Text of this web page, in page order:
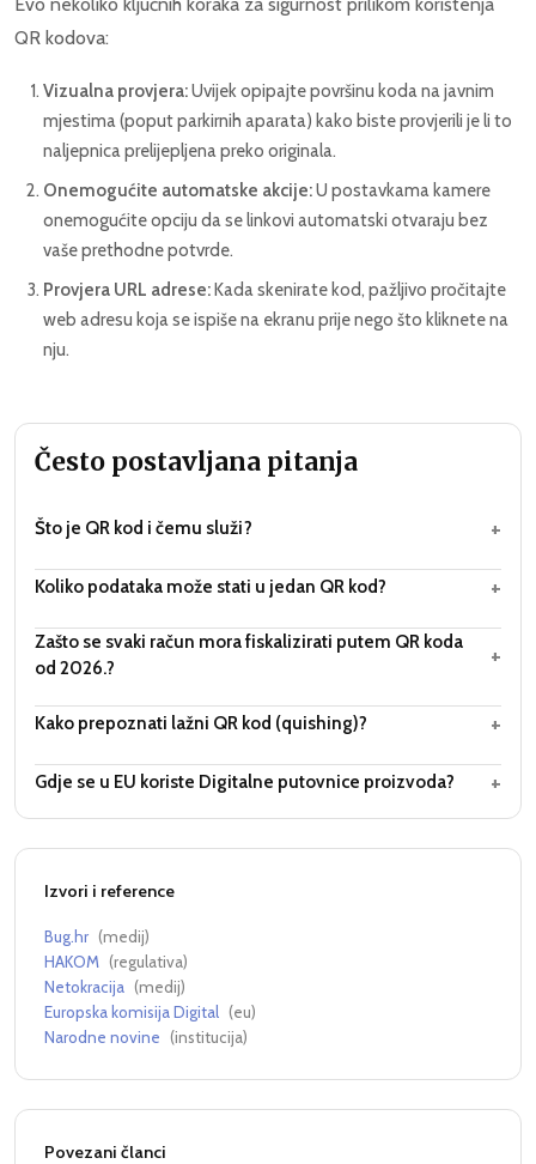
QR kodova:
Vizualna provjera:Uvijek opipajte površinu koda na javnim
mjestima (poput parkirnih aparata) kako biste provjerili je li to
naljepnica prelijepljena preko originala.
Onemogućite automatske akcije:U postavkama kamere
onemogućite opciju da se linkovi automatski otvaraju bez
vaše prethodne potvrde.
Provjera URL adrese:Kada skenirate kod, pažljivo pročitajte
web adresu koja se ispiše na ekranu prije nego što kliknete na
nju.
Često postavljana pitanja
Što je QR kod i čemu služi? +
Koliko podataka može stati u jedan QR kod? +
Zašto se svaki račun mora fiskalizirati putem QR koda
od 2026.?
+
Kako prepoznati lažni QR kod (quishing)? +
Gdje se u EU koriste Digitalne putovnice proizvoda? +
Izvori i reference
Bug.hr (medij)
HAKOM (regulativa)
Netokracija (medij)
Europska komisija Digital (eu)
Narodne novine (institucija)
Povezani članci